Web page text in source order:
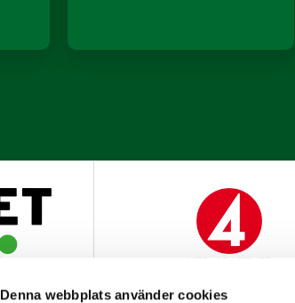
Denna webbplats använder cookies